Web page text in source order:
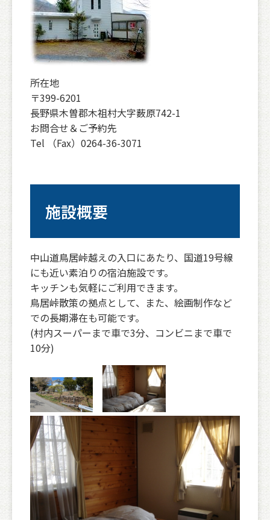
所在地
〒399-6201
長野県木曽郡木祖村大字薮原742-1
お問合せ＆ご予約先
Tel （Fax）0264-36-3071
施設概要
中山道鳥居峠越えの入口にあたり、国道19号線
にも近い素泊りの宿泊施設です。
キッチンも気軽にご利用できます。
鳥居峠散策の拠点として、また、絵画制作など
での長期滞在も可能です。
(村内スーパーまで車で3分、コンビニまで車で
10分)